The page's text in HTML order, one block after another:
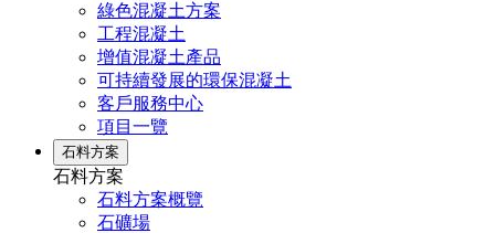
綠色混凝土方案
工程混凝土
增值混凝土產品
可持續發展的環保混凝土
客戶服務中心
項目一覽
石料方案
石料方案
石料方案概覽
石礦場